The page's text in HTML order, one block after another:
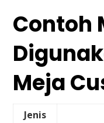
Contoh
Meja
Jenis